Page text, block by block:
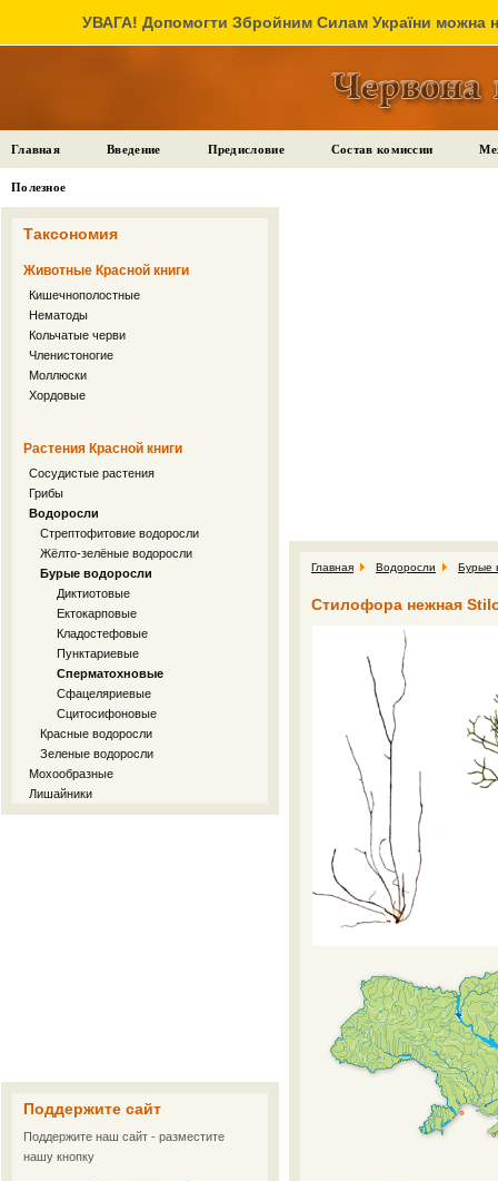
УВАГА! Допомогти Збройним Силам України можна
Главная Введение Предисловие Состав комиссии
Полезное
Таксономия
Животные Красной книги
Кишечнополостные
Нематоды
Кольчатые черви
Членистоногие
Моллюски
Хордовые
Растения Красной книги
Сосудистые растения
Грибы
Водоросли
Стрептофитовие водоросли
Жёлто-зелёные водоросли
Бурые водоросли
Диктиотовые
Ектокарповые
Кладостефовые
Пунктариевые
Сперматохновые
Сфацеляриевые
Сцитосифоновые
Красные водоросли
Зеленые водоросли
Мохообразные
Лишайники
Поддержите сайт
Поддержите наш сайт - разместите
нашу кнопку
Главная Водоросли Бурые
Стилофора нежная